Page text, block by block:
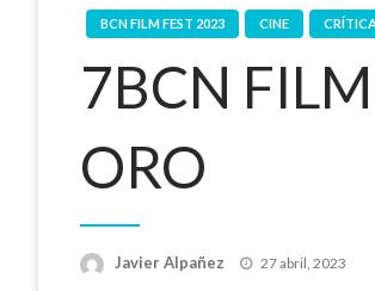
BCN FILM FEST 2023 CINE
7BCN
ORO
Javier Alpañez
Publicado
27 abril, 2023